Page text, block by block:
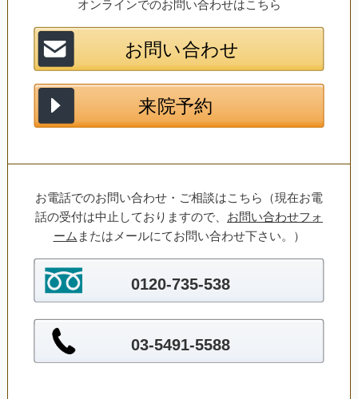
オンラインでのお問い合わせはこちら
お電話でのお問い合わせ・ご相談はこちら（現在お電
話の受付は中止しておりますので、 お問い合わせフォ
ーム またはメールにてお問い合わせ下さい。）
0120-735-538
03-5491-5588